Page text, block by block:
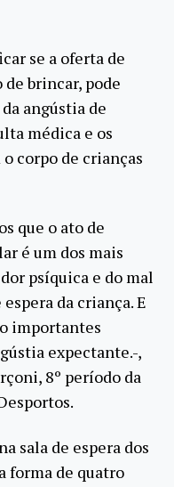
se a oferta de
brincar, pode
angústia de
médica e os
corpo de crianças
que o ato de
é um dos mais
psíquica e do mal
da criança. E
importantes
expectante.-,
8º período da
sala de espera dos
forma de quatro